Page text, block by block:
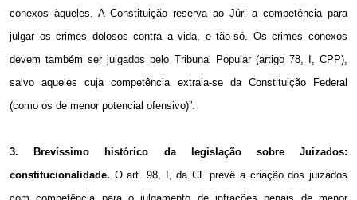
conexos àqueles. A Constituição reserva ao Júri a competência para
julgar os crimes dolosos contra a vida, e tão-só. Os crimes conexos
devem também ser julgados pelo Tribunal Popular (artigo 78, I, CPP),
salvo aqueles cuja competência extraia-se da Constituição Federal
(como os de menor potencial ofensivo)”.
3. Brevíssimo histórico da legislação sobre Juizados:
constitucionalidade. O art. 98, I, da CF prevê a criação dos juizados